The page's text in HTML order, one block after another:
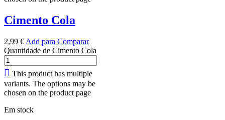
Cimento Cola
2,99 € Add para Comparar
Quantidade de Cimento Cola
This product has multiple
variants. The options may be
chosen on the product page
Em stock